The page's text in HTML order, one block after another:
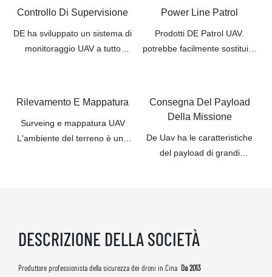
Controllo Di Supervisione
DE ha sviluppato un sistema di
monitoraggio UAV a tutto
molte città. Allo stesso tempo
per l'uso civile, ha partecipato
a campi petroliferi, montagne
Power Line Patrol
Prodotti DE Patrol UAV.
potrebbe facilmente sostituire
della pattuglia, per assicurare
alimentazione
Rilevamento E Mappatura
Surveing ​​e mappatura UAV
L'ambiente del terreno è una
costruzione urbana
Consegna Del Payload
Della Missione
De Uav ha le caratteristiche
del payload di grandi
esigenze dei clienti. I droni
logistici sono ampiamente
DESCRIZIONE DELLA SOCIETÀ
Produttore professionista della sicurezza dei droni in Cina Da 2013